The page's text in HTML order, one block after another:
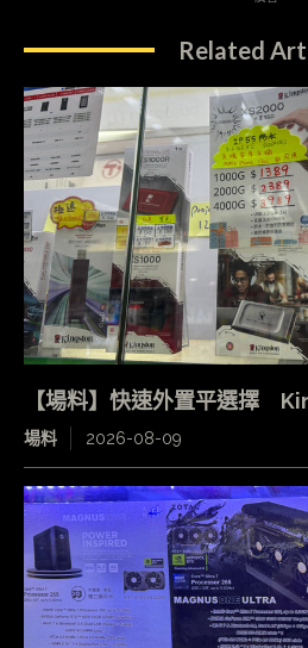
Related
【場料】快速外置平選擇
場料 2026-08-09